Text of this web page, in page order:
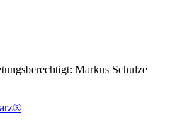
Markus Schulze